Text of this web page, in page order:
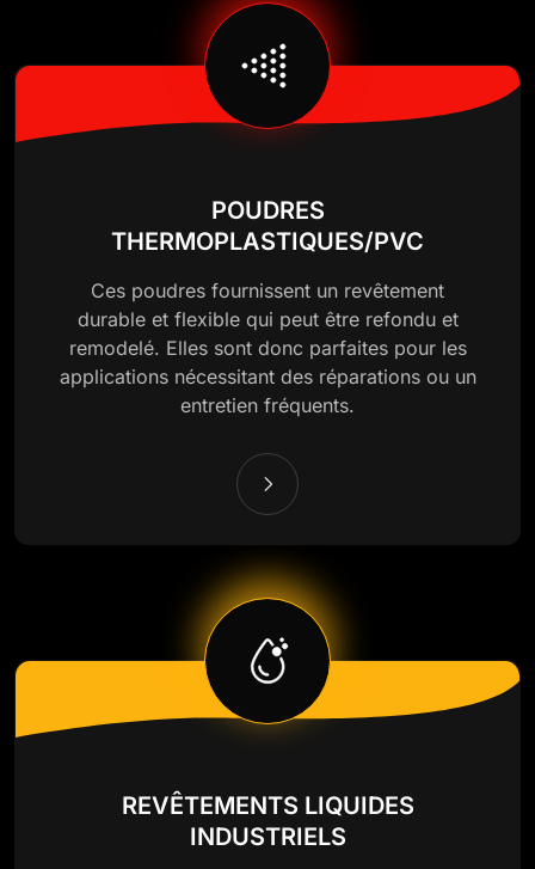
POUDRES
THERMOPLASTIQUES/PVC
Ces poudres fournissent un revêtement
durable et flexible qui peut être refondu et
remodelé. Elles sont donc parfaites pour les
applications nécessitant des réparations ou un
entretien fréquents.
REVÊTEMENTS LIQUIDES
INDUSTRIELS